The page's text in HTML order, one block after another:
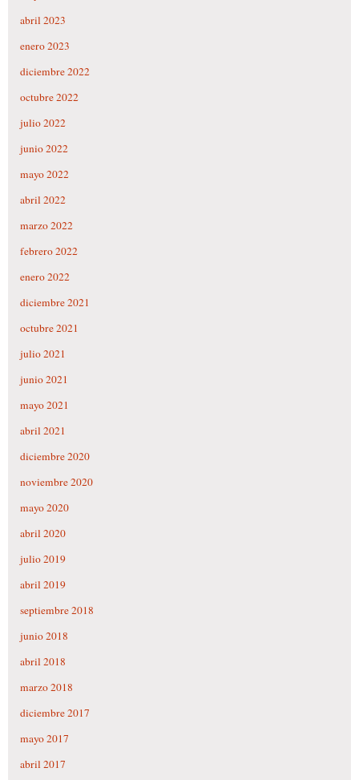
abril 2023
enero 2023
diciembre 2022
octubre 2022
julio 2022
junio 2022
mayo 2022
abril 2022
marzo 2022
febrero 2022
enero 2022
diciembre 2021
octubre 2021
julio 2021
junio 2021
mayo 2021
abril 2021
diciembre 2020
noviembre 2020
mayo 2020
abril 2020
julio 2019
abril 2019
septiembre 2018
junio 2018
abril 2018
marzo 2018
diciembre 2017
mayo 2017
abril 2017